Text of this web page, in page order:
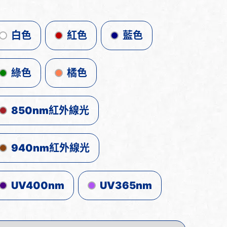
白色 紅色 藍色
綠色 橘色
850nm紅外線光
940nm紅外線光
UV400nm UV365nm